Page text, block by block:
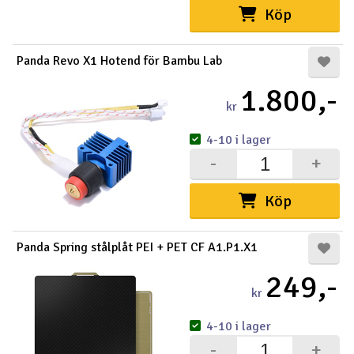
Köp
Panda Revo X1 Hotend för Bambu Lab
kr 1.800,-
Köp
+
-
4-10 i lager
Panda Spring stålplåt PEI + PET CF A1.P1.X1
kr 249,-
+
-
4-10 i lager